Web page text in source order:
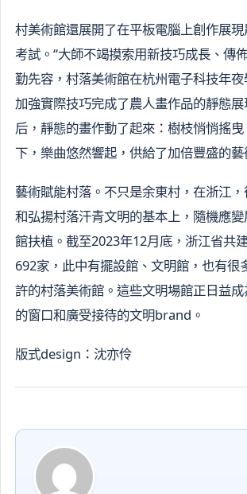
村美術館還展開了在平板電腦上創作展
考試。“大師不竭摸索用新技巧成長、傳
勤先容，村落美術館在杭州電子科技年
加強實際技巧完成了農人畫作品的靜態
后，靜態的畫作動了起來：樹枝悄悄搖
下，樂曲悠然響起，供給了加倍豐盛的藝
藝術賦能村落。不只是余東村，在浙江
和弘揚村落汗青文明的基本上，隨機應
館扶植。截至2023年12月底，浙江省共
692家，此中有擺設館、文明館，也有很
許的村落美術館。這些文明場館正日益
的窗口和廣受接待的文明brand。
版式design：沈亦伶